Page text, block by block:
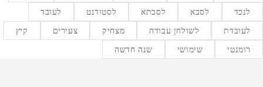
לנכד
לסבא לסבתא לסטודנט
לעובד
לעובדת
לשולחן עבודה מצחיק צעירים
קיץ
רומנטי
שימושי שנה חדשה